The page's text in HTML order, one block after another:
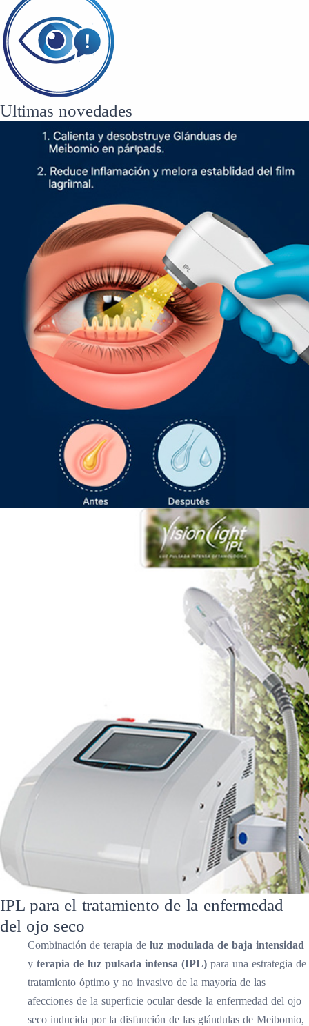
Ultimas novedades
IPL para el tratamiento de la enfermedad
del ojo seco
Combinación de terapia de luz modulada de baja intensidad
y terapia de luz pulsada intensa (IPL) para una estrategia de
tratamiento óptimo y no invasivo de la mayoría de las
afecciones de la superficie ocular desde la enfermedad del ojo
seco inducida por la disfunción de las glándulas de Meibomio,